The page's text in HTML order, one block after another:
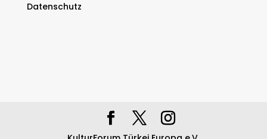
Datenschutz